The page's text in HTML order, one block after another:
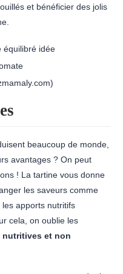
et bénéficier des jolis
beaucoup de monde,
avantages ? On peut
! La tartine vous donne
les saveurs comme
apports nutritifs
cela, on oublie les
nutritives et non